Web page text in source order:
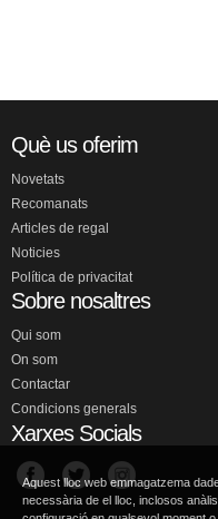
Què us oferim
Novetats
Recomanats
Articles de regal
Noticies
Política de privacitat
Sobre nosaltres
Qui som
On som
Contactar
Condicions generals
Xarxes Socials
Aquest lloc web emmagatzema
necessària de el lloc, inclosos